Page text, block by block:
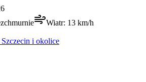
Wiatr: 13 km/h
Szczecin i okolice